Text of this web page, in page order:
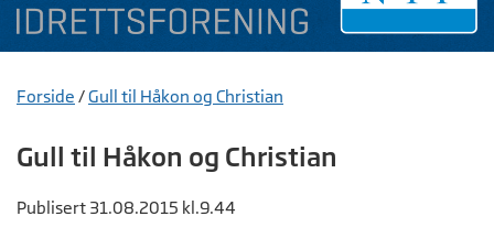
Forside /Gull til Håkon og Christian
Gull til Håkon og Christian
Publisert 31.08.2015 kl.9.44